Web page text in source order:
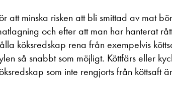
att minska risken att bli smittad av mat
och efter att man har hanterat
köksredskap rena från exempelvis
så snabbt som möjligt. Köttfärs eller
som inte rengjorts från köttsaft